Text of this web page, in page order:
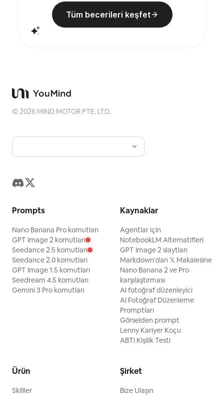
Tüm becerileri keşfet
©2026 MIND MOTOR PTE. LTD.
Prompts
Nano Banana Pro komutları
GPT Image 2 komutları
Seedance 2.5 komutları
Seedance 2.0 komutları
GPT Image 1.5 komutları
Seedream 4.5 komutları
Gemini 3 Pro komutları
Kaynaklar
Agentlar için
NotebookLM Alternatifleri
GPT Image 2 slaytları
Markdown'dan 𝕏 Makalesine
Nano Banana 2 ve Pro
karşılaştırması
AI fotoğraf düzenleyici
AI Fotoğraf Düzenleme
Promptları
Görselden prompt
Lenny Kariyer Koçu
ABTI Kişilik Testi
Ürün
Skilller
Şirket
Bize Ulaşın